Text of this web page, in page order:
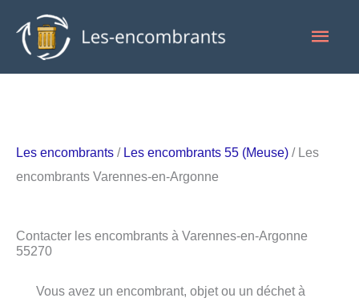
contenu
Les encombrants / Les encombrants 55 (Meuse) / Les
encombrants Varennes-en-Argonne
Contacter les encombrants à Varennes-en-Argonne
55270
Vous avez un encombrant, objet ou un déchet à